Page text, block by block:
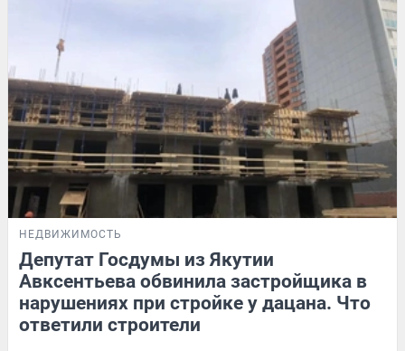
НЕДВИЖИМОСТЬ
Депутат Госдумы из Якутии
Авксентьева обвинила застройщика в
нарушениях при стройке у дацана. Что
ответили строители